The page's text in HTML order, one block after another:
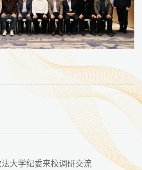
大学纪委来校调研交流